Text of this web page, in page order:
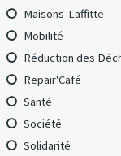
Maisons-Laffitte
Mobilité
Réduction des
Repair'Café
Santé
Société
Solidarité